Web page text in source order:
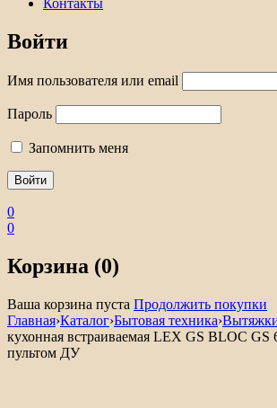
Контакты
Войти
Имя пользователя или email
Пароль
Запомнить меня
0
0
Корзина (0)
Ваша корзина пуста Продолжить покупки
Главная›Каталог›Бытовая техника›
кухонная встраиваемая LEX GS BLOC GS
пультом ДУ